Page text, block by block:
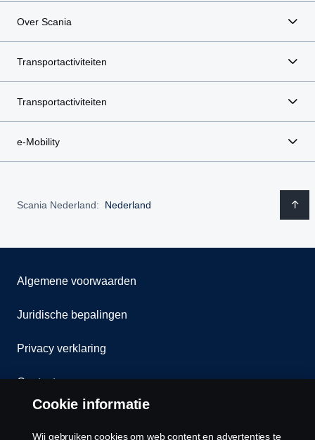
Over Scania
Transportactiviteiten
Transportactiviteiten
e-Mobility
Scania Nederland: Nederland
Algemene voorwaarden
Juridische bepalingen
Privacy verklaring
Contact
Cookie informatie
Wij gebruiken cookies om web content en advertenties te